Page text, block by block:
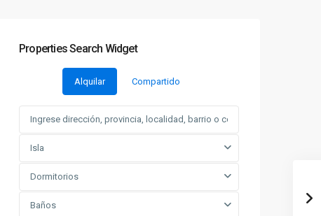
Properties Search Widget
Alquilar Compartido
Isla
Dormitorios
Baños